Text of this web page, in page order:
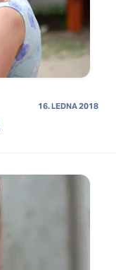
16. LEDNA 2018